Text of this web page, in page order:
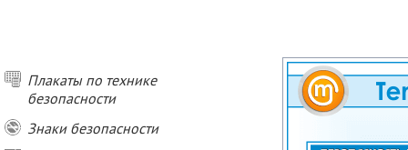
Плакаты по технике
безопасности
Знаки безопасности